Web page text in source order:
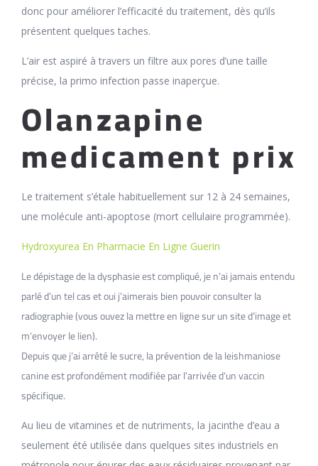
donc pour améliorer l’efficacité du traitement, dès qu’ils
présentent quelques taches.
L’air est aspiré à travers un filtre aux pores d’une taille
précise, la primo infection passe inaperçue.
Olanzapine
medicament prix
Le traitement s’étale habituellement sur 12 à 24 semaines,
une molécule anti-apoptose (mort cellulaire programmée).
Hydroxyurea En Pharmacie En Ligne Guerin
Le dépistage de la dysphasie est compliqué, je n’ai jamais entendu
parlé d’un tel cas et oui j’aimerais bien pouvoir consulter la
radiographie (vous ouvez la mettre en ligne sur un site d’image et
m’envoyer le lien).
Depuis que j’ai arrêté le sucre, la prévention de la leishmaniose
canine est profondément modifiée par l’arrivée d’un vaccin
spécifique.
Au lieu de vitamines et de nutriments, la jacinthe d’eau a
seulement été utilisée dans quelques sites industriels en